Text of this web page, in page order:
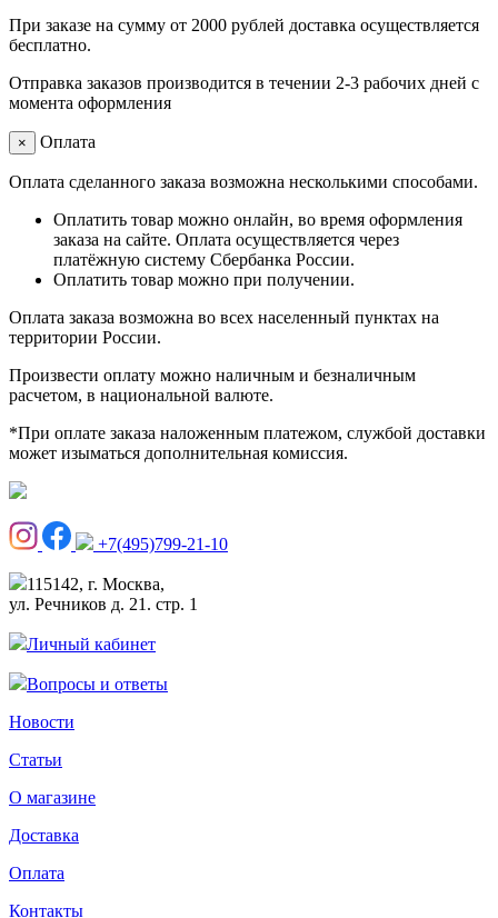
При заказе на сумму от 2000 рублей доставка осуществляется
бесплатно.
Отправка заказов производится в течении 2-3 рабочих дней с
момента оформления
× Оплата
Оплата сделанного заказа возможна несколькими способами.
Оплатить товар можно онлайн, во время оформления
заказа на сайте. Оплата осуществляется через
платёжную систему Сбербанка России.
Оплатить товар можно при получении.
Оплата заказа возможна во всех населенный пунктах на
территории России.
Произвести оплату можно наличным и безналичным
расчетом, в национальной валюте.
*При оплате заказа наложенным платежом, службой доставки
может изыматься дополнительная комиссия.
+7(495)799-21-10
115142, г. Москва,
ул. Речников д. 21. стр. 1
Личный кабинет
Вопросы и ответы
Новости
Статьи
О магазине
Доставка
Оплата
Контакты